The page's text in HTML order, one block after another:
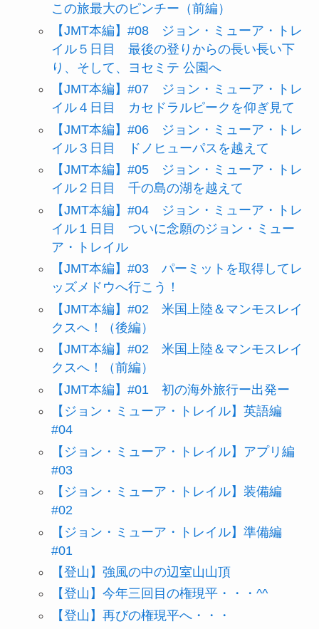
この旅最大のピンチー（前編）
【JMT本編】#08 ジョン・ミューア・トレ
イル５日目 最後の登りからの長い長い下
り、そして、ヨセミテ 公園へ
【JMT本編】#07 ジョン・ミューア・トレ
イル４日目 カセドラルピークを仰ぎ見て
【JMT本編】#06 ジョン・ミューア・トレ
イル３日目 ドノヒューパスを越えて
【JMT本編】#05 ジョン・ミューア・トレ
イル２日目 千の島の湖を越えて
【JMT本編】#04 ジョン・ミューア・トレ
イル１日目 ついに念願のジョン・ミュー
ア・トレイル
【JMT本編】#03 パーミットを取得してレ
ッズメドウへ行こう！
【JMT本編】#02 米国上陸＆マンモスレイ
クスへ！（後編）
【JMT本編】#02 米国上陸＆マンモスレイ
クスへ！（前編）
【JMT本編】#01 初の海外旅行ー出発ー
【ジョン・ミューア・トレイル】英語編
#04
【ジョン・ミューア・トレイル】アプリ編
#03
【ジョン・ミューア・トレイル】装備編
#02
【ジョン・ミューア・トレイル】準備編
#01
【登山】強風の中の辺室山山頂
【登山】今年三回目の権現平・・・^^
【登山】再びの権現平へ・・・